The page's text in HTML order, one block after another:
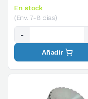
En stock
(Env. 7-8 días)
-
Añadir